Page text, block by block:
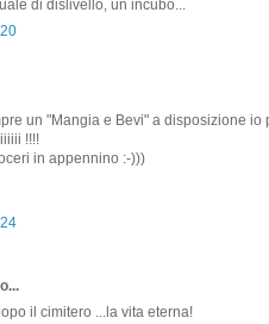
di dislivello, un incubo...
un "Mangia e Bevi" a disposizione
!!!!
in appennino :-)))
il cimitero ...la vita eterna!